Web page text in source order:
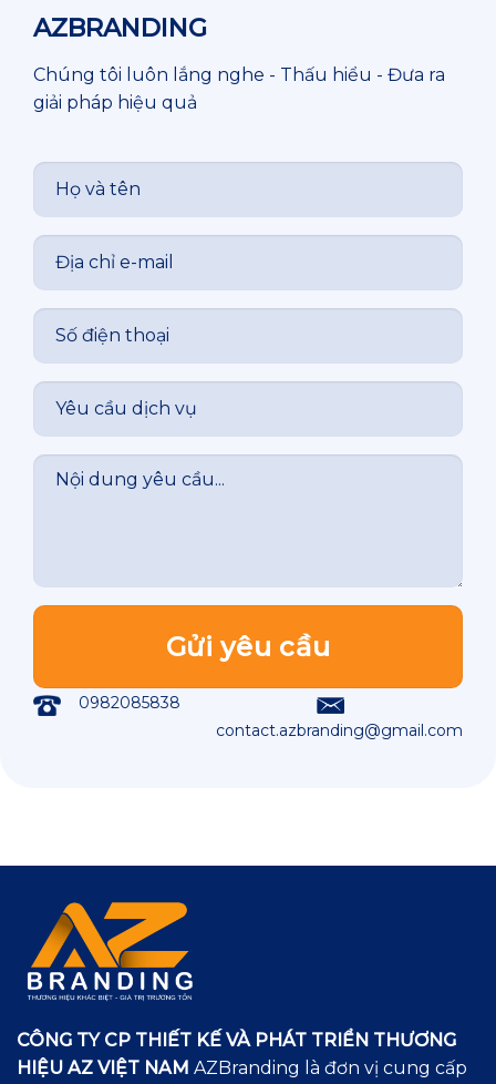
AZBRANDING
Chúng tôi luôn lắng nghe - Thấu hiểu - Đưa ra
giải pháp hiệu quả
0982085838
contact.azbranding@gmail.com
CÔNG TY CP THIẾT KẾ VÀ PHÁT TRIỂN THƯƠNG
HIỆU AZ VIỆT NAM AZBranding là đơn vị cung cấp